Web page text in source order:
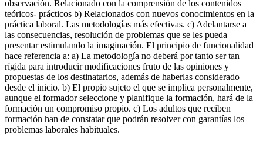
observación. Relacionado con la comprensión de los contenidos
teóricos- prácticos b) Relacionados con nuevos conocimientos en la
práctica laboral. Las metodologías más efectivas. c) Adelantarse a
las consecuencias, resolución de problemas que se les pueda
presentar estimulando la imaginación. El principio de funcionalidad
hace referencia a: a) La metodología no deberá por tanto ser tan
rígida para introducir modificaciones fruto de las opiniones y
propuestas de los destinatarios, además de haberlas considerado
desde el inicio. b) El propio sujeto el que se implica personalmente,
aunque el formador seleccione y planifique la formación, hará de la
formación un compromiso propio. c) Los adultos que reciben
formación han de constatar que podrán resolver con garantías los
problemas laborales habituales.